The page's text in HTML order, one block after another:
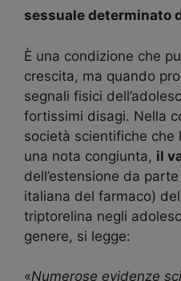
sessuale determinato
È una condizione che
crescita, ma quando
segnali fisici
fortissimi disagi. Nella
società scientifiche che
una nota congiunta, il
dell’estensione da parte
italiana del farmaco)
triptorelina negli
genere, si legge:
«Numerose evidenze